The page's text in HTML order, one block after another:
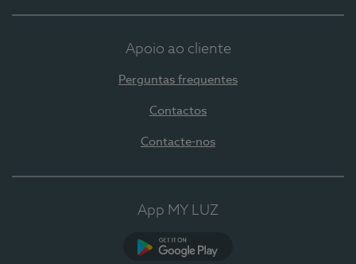
Apoio ao cliente
Perguntas frequentes
Contactos
Contacte-nos
App MY LUZ